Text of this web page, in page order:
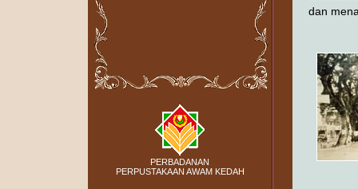
PERBADANAN
PERPUSTAKAAN AWAM KEDAH
dan